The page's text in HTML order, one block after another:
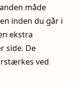
måde
inden du går i
ekstra
side. De
ved